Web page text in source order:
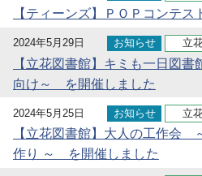
【ティーンズ】ＰＯＰコンテ
2024年5月29日 お知らせ 立
【立花図書館】キミも一日図
向け～ を開催しました
2024年5月25日 お知らせ 立
【立花図書館】大人の工作会
作り ～ を開催しました